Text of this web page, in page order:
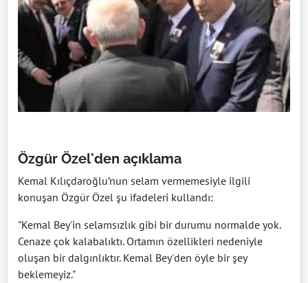
Özgür Özel'den açıklama
Kemal Kılıçdaroğlu’nun selam vermemesiyle ilgili
konuşan Özgür Özel şu ifadeleri kullandı:
"Kemal Bey'in selamsızlık gibi bir durumu normalde yok.
Cenaze çok kalabalıktı. Ortamın özellikleri nedeniyle
oluşan bir dalgınlıktır. Kemal Bey'den öyle bir şey
beklemeyiz."